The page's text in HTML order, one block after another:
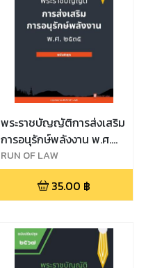
พระราชบัญญัติการส่งเสริม
การอนุรักษ์พลังงาน พ.ศ.
๒๕๓๕
RUN OF LAW
35.00 ฿